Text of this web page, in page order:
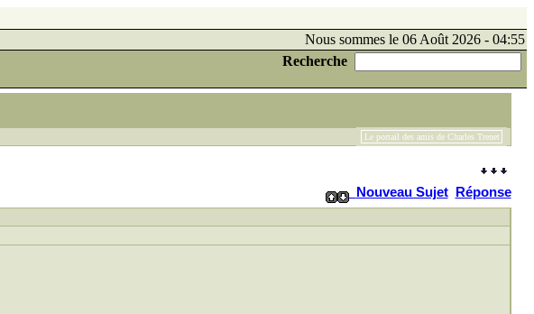
Nous sommes le 06 Août 2026 - 04:55
Recherche
Le portail des amis de Charles Trenet
Nouveau Sujet Réponse